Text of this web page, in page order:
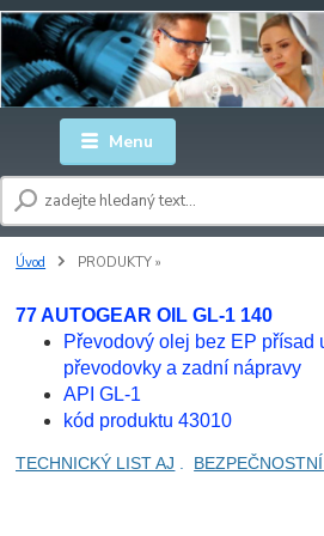
Menu
Úvod PRODUKTY »
77 AUTOGEAR OIL GL-1 140
Převodový olej bez EP přísad
převodovky a zadní nápravy
API GL-1
kód produktu 43010
TECHNICKÝ LIST AJ